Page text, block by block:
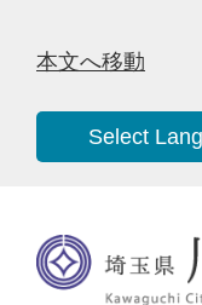
本文へ移動
Select